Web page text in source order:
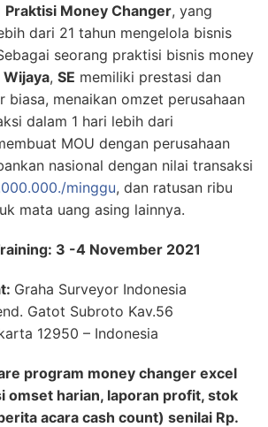
Praktisi Money Changer, yang
dari 21 tahun mengelola bisnis
seorang praktisi bisnis money
Wijaya, SE memiliki prestasi dan
biasa, menaikan omzet perusahaan
dalam 1 hari lebih dari
MOU dengan perusahaan
nasional dengan nilai transaksi
minggu, dan ratusan ribu
mata uang asing lainnya.
3 -4 November 2021
Graha Surveyor Indonesia
Gatot Subroto Kav.56
12950 – Indonesia
program money changer excel
omset harian, laporan profit, stok
acara cash count) senilai Rp.